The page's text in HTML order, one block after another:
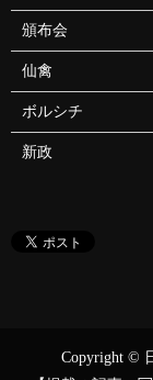
頒布会
仙禽
ボルシチ
新政
Copyright ©